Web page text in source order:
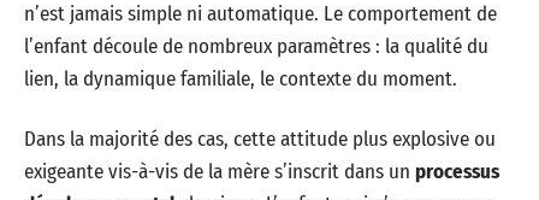
n’est jamais simple ni automatique. Le comportement de
l’enfant découle de nombreux paramètres : la qualité du
lien, la dynamique familiale, le contexte du moment.
Dans la majorité des cas, cette attitude plus explosive ou
exigeante vis-à-vis de la mère s’inscrit dans un processus